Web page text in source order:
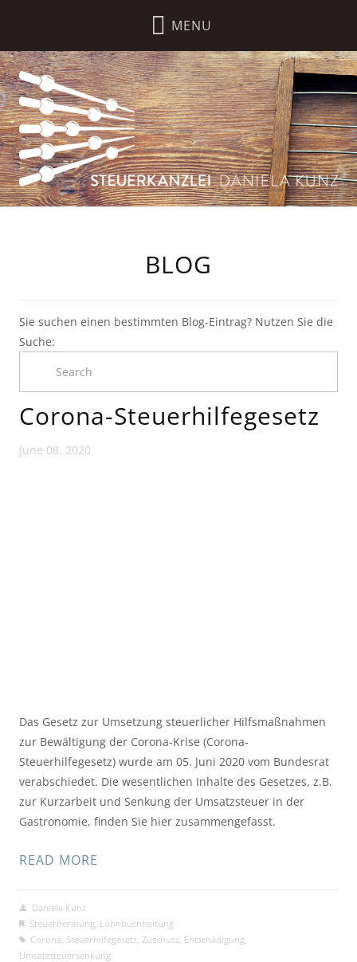
BLOG
Sie suchen einen bestimmten Blog-Eintrag? Nutzen Sie die
Suche:
Corona-Steuerhilfegesetz
June 08, 2020
Das Gesetz zur Umsetzung steuerlicher Hilfsmaßnahmen
zur Bewältigung der Corona-Krise (Corona-
Steuerhilfegesetz) wurde am 05. Juni 2020 vom Bundesrat
verabschiedet. Die wesentlichen Inhalte des Gesetzes, z.B.
zur Kurzarbeit und Senkung der Umsatzsteuer in der
Gastronomie, finden Sie hier zusammengefasst.
READ MORE
Daniela Kunz
Steuerberatung Lohnbuchhaltung
Corona Steuerhilfegesetz, Zuschuss, Entschädigung
Umsatzsteuersenkung